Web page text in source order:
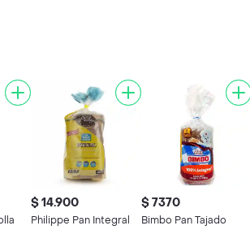
$ 14.900
Philippe Pan Integral
$ 7370
Bimbo Pan Tajado